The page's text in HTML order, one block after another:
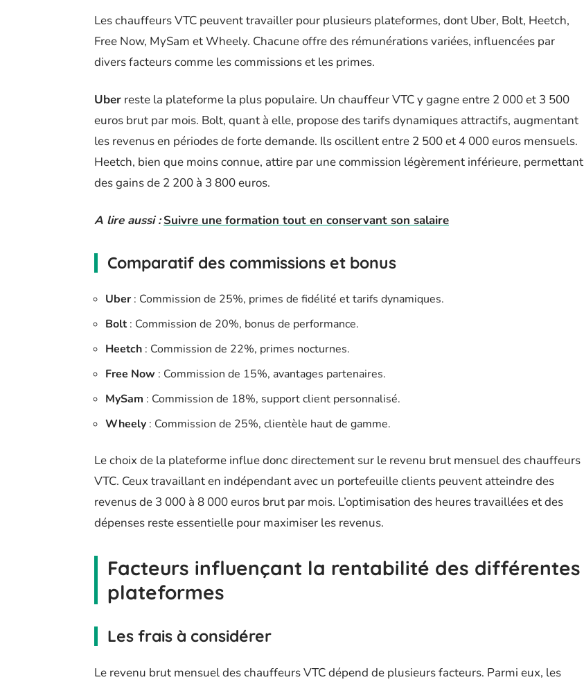
Les chauffeurs VTC peuvent travailler pour plusieurs plateformes, dont Uber, Bolt, Heetch,
Free Now, MySam et Wheely. Chacune offre des rémunérations variées, influencées par
divers facteurs comme les commissions et les primes.
Uber reste la plateforme la plus populaire. Un chauffeur VTC y gagne entre 2 000 et 3 500
euros brut par mois. Bolt, quant à elle, propose des tarifs dynamiques attractifs, augmentant
les revenus en périodes de forte demande. Ils oscillent entre 2 500 et 4 000 euros mensuels.
Heetch, bien que moins connue, attire par une commission légèrement inférieure, permettant
des gains de 2 200 à 3 800 euros.
A lire aussi : Suivre une formation tout en conservant son salaire
Comparatif des commissions et bonus
Uber : Commission de 25%, primes de fidélité et tarifs dynamiques.
Bolt: Commission de 20%, bonus de performance.
Heetch : Commission de 22%, primes nocturnes.
Free Now : Commission de 15%, avantages partenaires.
MySam : Commission de 18%, support client personnalisé.
Wheely : Commission de 25%, clientèle haut de gamme.
Le choix de la plateforme influe donc directement sur le revenu brut mensuel des chauffeurs
VTC. Ceux travaillant en indépendant avec un portefeuille clients peuvent atteindre des
revenus de 3 000 à 8 000 euros brut par mois. L’optimisation des heures travaillées et des
dépenses reste essentielle pour maximiser les revenus.
Facteurs influençant la rentabilité des différentes
plateformes
Les frais à considérer
Le revenu brut mensuel des chauffeurs VTC dépend de plusieurs facteurs. Parmi eux, les